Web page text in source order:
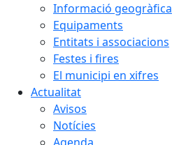
Informació geogràfica
Equipaments
Entitats i associacions
Festes i fires
El municipi en xifres
Actualitat
Avisos
Notícies